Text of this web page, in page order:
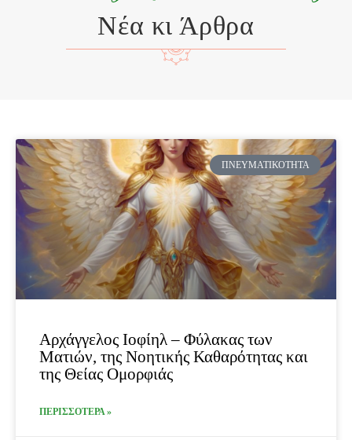
Νέα κι Άρθρα
ΠΝΕΥΜΑΤΙΚΌΤΗΤΑ
Αρχάγγελος Ιοφίηλ – Φύλακας των
Ματιών, της Νοητικής Καθαρότητας και
της Θείας Ομορφιάς
ΠΕΡΙΣΣΟΤΕΡΑ »